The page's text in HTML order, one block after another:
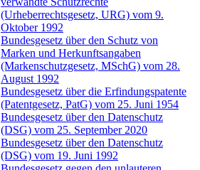
(Urheberrechtsgesetz, URG) vom 9.
Oktober 1992
Bundesgesetz über den Schutz von
Marken und Herkunftsangaben
(Markenschutzgesetz, MSchG) vom 28.
August 1992
Bundesgesetz über die Erfindungspatente
(Patentgesetz, PatG) vom 25. Juni 1954
Bundesgesetz über den Datenschutz
(DSG) vom 25. September 2020
Bundesgesetz über den Datenschutz
(DSG) vom 19. Juni 1992